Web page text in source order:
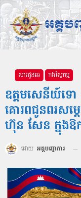
សារជូនពរ កងវិស្វកម្ម
ឧត្ដមសេនីយ៍ទ
គោរពជូនពរសម្
ហ៊ុន សែន ក្នុងឱ
ដោយ អគ្គបញ្ជាការ